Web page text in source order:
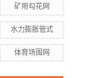
矿用勾花网
水力膨胀管式
体育场围网